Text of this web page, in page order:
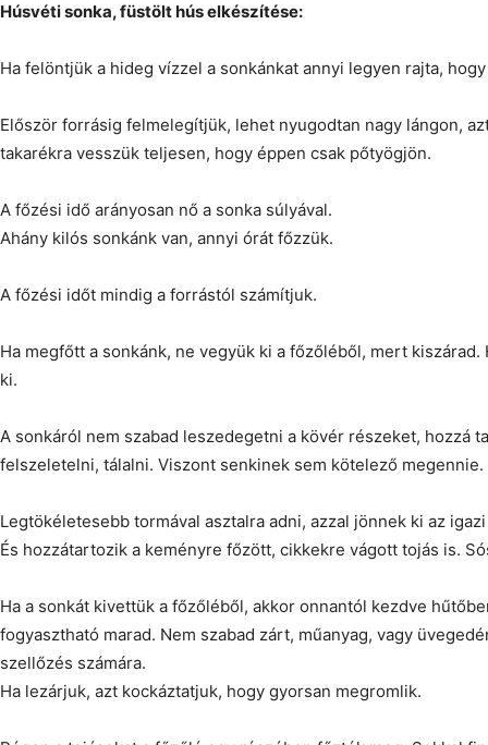
Húsvéti sonka, füstölt hús elkészítése:
Ha felöntjük a hideg vízzel a sonkánkat annyi legyen rajta,
Először forrásig felmelegítjük, lehet nyugodtan nagy lángon,
takarékra vesszük teljesen, hogy éppen csak pőtyögjön.
A főzési idő arányosan nő a sonka súlyával.
Ahány kilós sonkánk van, annyi órát főzzük.
A főzési időt mindig a forrástól számítjuk.
Ha megfőtt a sonkánk, ne vegyük ki a főzőléből, mert
ki.
A sonkáról nem szabad leszedegetni a kövér részeket, hozzá
felszeletelni, tálalni. Viszont senkinek sem kötelező megennie.
Legtökéletesebb tormával asztalra adni, azzal jönnek ki az
És hozzátartozik a keményre főzött, cikkekre vágott tojás is.
Ha a sonkát kivettük a főzőléből, akkor onnantól kezdve
fogyasztható marad. Nem szabad zárt, műanyag, vagy
szellőzés számára.
Ha lezárjuk, azt kockáztatjuk, hogy gyorsan megromlik.